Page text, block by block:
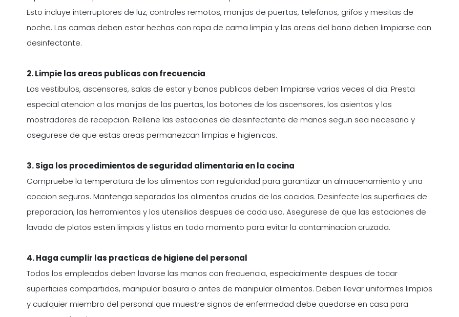
Esto incluye interruptores de luz, controles remotos, manijas de puertas, telefonos, grifos y mesitas de
noche. Las camas deben estar hechas con ropa de cama limpia y las areas del bano deben limpiarse con
desinfectante.
2. Limpie las areas publicas con frecuencia
Los vestibulos, ascensores, salas de estar y banos publicos deben limpiarse varias veces al dia. Presta
especial atencion a las manijas de las puertas, los botones de los ascensores, los asientos y los
mostradores de recepcion. Rellene las estaciones de desinfectante de manos segun sea necesario y
asegurese de que estas areas permanezcan limpias e higienicas.
3. Siga los procedimientos de seguridad alimentaria en la cocina
Compruebe la temperatura de los alimentos con regularidad para garantizar un almacenamiento y una
coccion seguros. Mantenga separados los alimentos crudos de los cocidos. Desinfecte las superficies de
preparacion, las herramientas y los utensilios despues de cada uso. Asegurese de que las estaciones de
lavado de platos esten limpias y listas en todo momento para evitar la contaminacion cruzada.
4. Haga cumplir las practicas de higiene del personal
Todos los empleados deben lavarse las manos con frecuencia, especialmente despues de tocar
superficies compartidas, manipular basura o antes de manipular alimentos. Deben llevar uniformes limpios
y cualquier miembro del personal que muestre signos de enfermedad debe quedarse en casa para